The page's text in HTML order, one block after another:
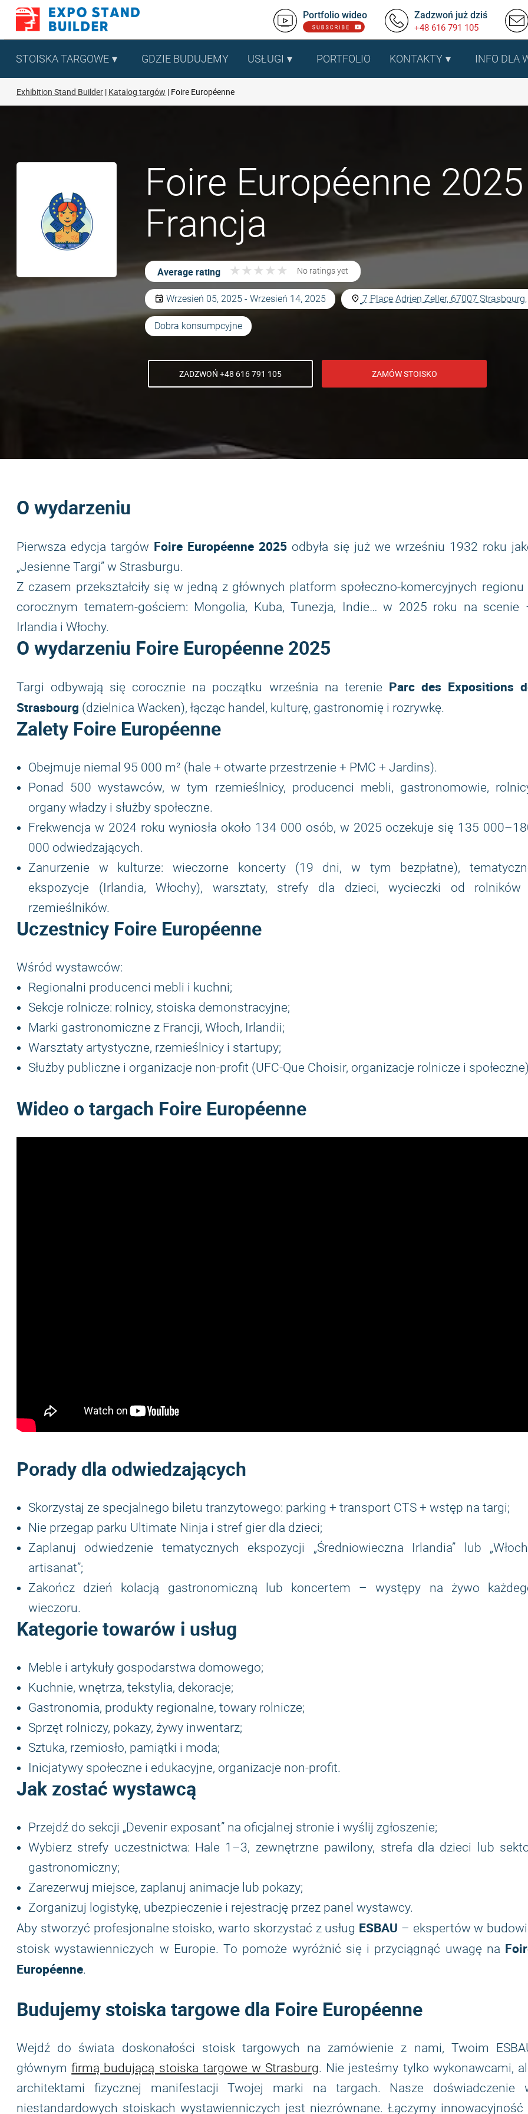
Skip
content
Portfolio wideo Zadzwoń już dziś
+48 616 791 105
STOISKA TARGOWE GDZIE BUDUJEMY USŁUGI PORTFOLIO KONTAKTY INFO DLA
Exhibition Stand Builder Katalog targów Foire Européenne
Foire Européenne
Francja
Average rating ★ ★ ★ ★ ★
★ ★ ★ ★ ★ No ratings yet
Wrzesień 05, 2025 - Wrzesień 14, 2025 7 Place Adrien Zeller, 67007
Dobra konsumpcyjne
ZADZWOŃ +48 616 791 105 ZAMÓW STOISKO
O wydarzeniu
Pierwsza edycja targów Foire Européenne 2025 odbyła się już we wrześniu 1932 roku
„Jesienne Targi” w Strasburgu.
Z czasem przekształciły się w jedną z głównych platform społeczno-komercyjnych regionu
corocznym tematem-gościem: Mongolia, Kuba, Tunezja, Indie… w 2025 roku na scenie
Irlandia i Włochy.
O wydarzeniu Foire Européenne 2025
Targi odbywają się corocznie na początku września na terenie Parc des Expositions
Strasbourg (dzielnica Wacken), łącząc handel, kulturę, gastronomię i rozrywkę.
Zalety Foire Européenne
Obejmuje niemal 95 000 m² (hale + otwarte przestrzenie + PMC + Jardins).
Ponad 500 wystawców, w tym rzemieślnicy, producenci mebli, gastronomowie,
organy władzy i służby społeczne.
Frekwencja w 2024 roku wyniosła około 134 000 osób, w 2025 oczekuje się 135
000 odwiedzających.
Zanurzenie w kulturze: wieczorne koncerty (19 dni, w tym bezpłatne),
ekspozycje (Irlandia, Włochy), warsztaty, strefy dla dzieci, wycieczki od
rzemieślników.
Uczestnicy Foire Européenne
Wśród wystawców:
Regionalni producenci mebli i kuchni;
Sekcje rolnicze: rolnicy, stoiska demonstracyjne;
Marki gastronomiczne z Francji, Włoch, Irlandii;
Warsztaty artystyczne, rzemieślnicy i startupy;
Służby publiczne i organizacje non-profit (UFC-Que Choisir, organizacje rolnicze i
Wideo o targach Foire Européenne
Porady dla odwiedzających
Skorzystaj ze specjalnego biletu tranzytowego: parking + transport CTS + wstęp na targi;
Nie przegap parku Ultimate Ninja i stref gier dla dzieci;
Zaplanuj odwiedzenie tematycznych ekspozycji „Średniowieczna Irlandia” lub
artisanat”;
Zakończ dzień kolacją gastronomiczną lub koncertem – występy na żywo
wieczoru.
Kategorie towarów i usług
Meble i artykuły gospodarstwa domowego;
Kuchnie, wnętrza, tekstylia, dekoracje;
Gastronomia, produkty regionalne, towary rolnicze;
Sprzęt rolniczy, pokazy, żywy inwentarz;
Sztuka, rzemiosło, pamiątki i moda;
Inicjatywy społeczne i edukacyjne, organizacje non-profit.
Jak zostać wystawcą
Przejdź do sekcji „Devenir exposant” na oficjalnej stronie i wyślij zgłoszenie;
Wybierz strefy uczestnictwa: Hale 1–3, zewnętrzne pawilony, strefa dla dzieci lub
gastronomiczny;
Zarezerwuj miejsce, zaplanuj animacje lub pokazy;
Zorganizuj logistykę, ubezpieczenie i rejestrację przez panel wystawcy.
Aby stworzyć profesjonalne stoisko, warto skorzystać z usług ESBAU – ekspertów w
stoisk wystawienniczych w Europie. To pomoże wyróżnić się i przyciągnąć uwagę na
Européenne.
Budujemy stoiska targowe dla Foire Européenne
Wejdź do świata doskonałości stoisk targowych na zamówienie z nami, Twoim
głównymfirmą budującą stoiska targowe w Strasburg. Nie jesteśmy tylko wykonawcami,
architektami fizycznej manifestacji Twojej marki na targach. Nasze doświadczenie
niestandardowych stoiskach wystawienniczych jest niezrównane. Łączymy innowacyjność